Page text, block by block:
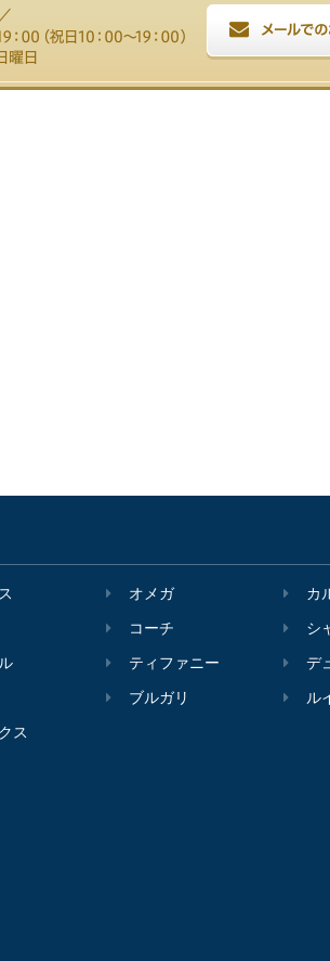
オメガ カ
コーチ シ
ティファニー デ
ブルガリ ル
ス